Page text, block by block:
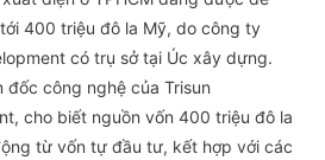
400 triệu đô la Mỹ, do công ty
có trụ sở tại Úc xây dựng.
đốc công nghệ của Trisun
cho biết nguồn vốn 400 triệu đô la
từ vốn tự đầu tư, kết hợp với các